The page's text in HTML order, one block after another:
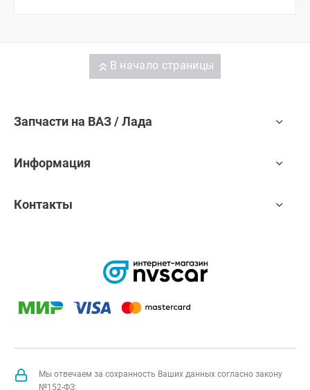
В начало страницы
Запчасти на ВАЗ / Лада
Информация
Контакты
Мы отвечаем за сохранность Ваших данных согласно закону
№152-ФЗ: